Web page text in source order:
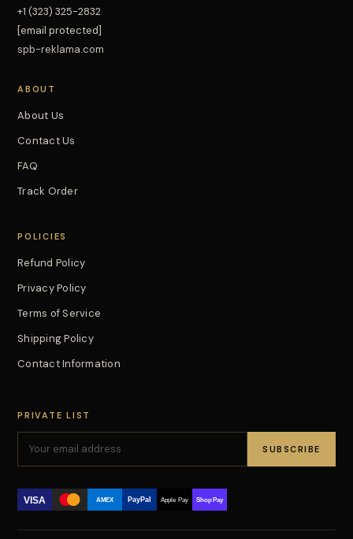
+1 (323) 325-2832
[email protected]
spb-reklama.com
ABOUT
About Us
Contact Us
FAQ
Track Order
POLICIES
Refund Policy
Privacy Policy
Terms of Service
Shipping Policy
Contact Information
PRIVATE LIST
SUBSCRIBE
VISA AMEX PayPal Apple Pay Shop Pay